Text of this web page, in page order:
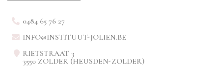
0484 65 76 27
INFO@INSTITUUT-JOLIEN.BE
RIETSTRAAT 3
3550 ZOLDER (HEUSDEN-ZOLDER)